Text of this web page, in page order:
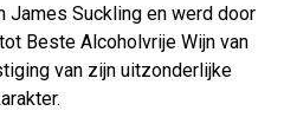
James Suckling en werd door
Beste Alcoholvrije Wijn van
van zijn uitzonderlijke